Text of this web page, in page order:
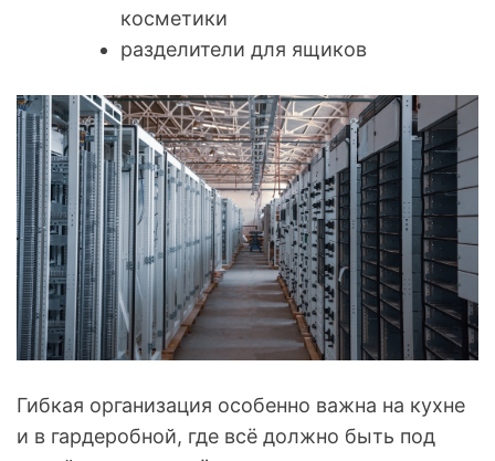
косметики
разделители для ящиков
Гибкая организация особенно важна на кухне
и в гардеробной, где всё должно быть под